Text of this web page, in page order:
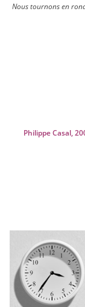
Nous tour­nons en
Philippe Casal,